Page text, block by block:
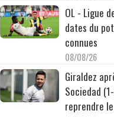
OL - Ligue
dates du
connues
08/08/26
Giraldez
Sociedad
reprendre